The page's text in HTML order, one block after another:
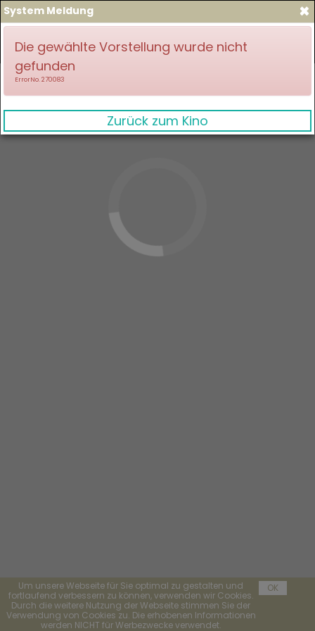
Um unsere Webseite für Sie optimal zu gestalten und
fortlaufend verbessern zu können, verwenden wir Cookies.
Durch die weitere Nutzung der Webseite stimmen Sie der
Verwendung von Cookies zu. Die erhobenen Informationen
werden NICHT für Werbezwecke verwendet.
OK
×
System Meldung
Die gewählte Vorstellung wurde nicht
gefunden
ErrorNo. 270083
Zurück zum Kino